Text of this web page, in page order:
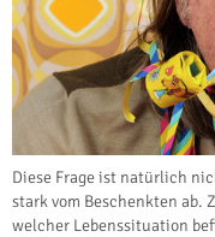
Diese Frage ist natürlich
stark vom Beschenkten ab.
welcher Lebenssituation